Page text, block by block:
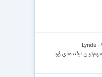
Lynda -
ترفندهای وُرد